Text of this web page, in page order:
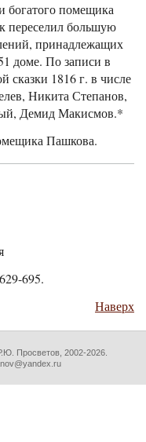
богатого помещика
переселил большую
принадлежащих
доме. По записи в
сказки 1816 г. в числе
Никита Степанов,
Демид Макисмов.*
Пашкова.
695.
Наверх
Просветов , 2002-2026.